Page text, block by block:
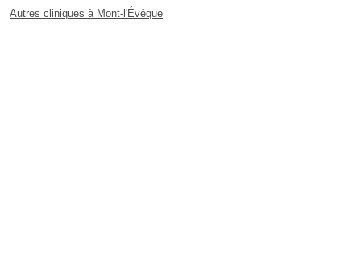
Autres cliniques à Mont-l'Évêque